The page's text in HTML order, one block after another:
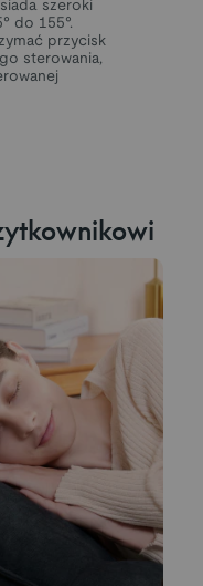
szeroki
do 155°.
przycisk
sterowania,